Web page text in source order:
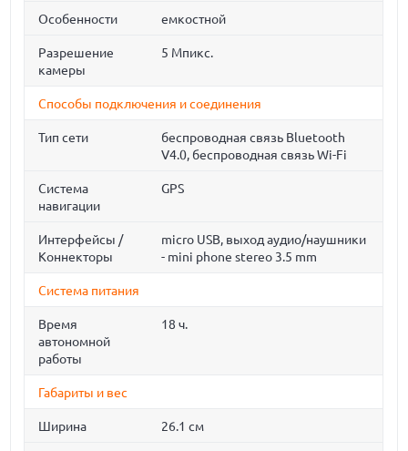
Особенности емкостной
Разрешение
камеры
5 Мпикс.
Способы подключения и соединения
Тип сети
беспроводная связь Bluetooth
V4.0, беспроводная связь Wi-Fi
Система
навигации
GPS
Интерфейсы /
Коннекторы
micro USB, выход аудио/наушники
- mini phone stereo 3.5 mm
Система питания
Время
автономной
работы
18 ч.
Габариты и вес
Ширина 26.1 см